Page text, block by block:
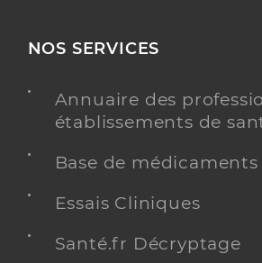
NOS SERVICES
Annuaire des
établissements de
Base de médicaments
Essais Cliniques
Santé.fr Décryptage